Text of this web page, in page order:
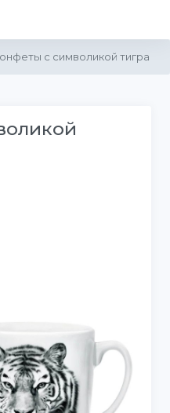
с символикой тигра